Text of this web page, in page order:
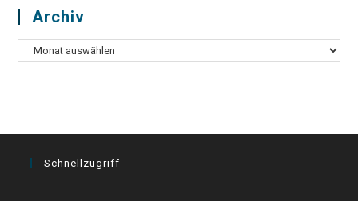
Archiv
Archiv
Schnellzugriff